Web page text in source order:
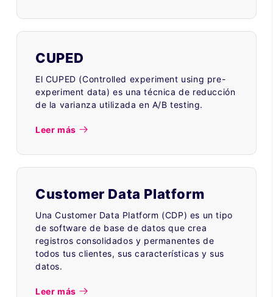
CUPED
El CUPED (Controlled experiment using pre-
experiment data) es una técnica de reducción
de la varianza utilizada en A/B testing.
Leer más
Customer Data Platform
Una Customer Data Platform (CDP) es un tipo
de software de base de datos que crea
registros consolidados y permanentes de
todos tus clientes, sus características y sus
datos.
Leer más